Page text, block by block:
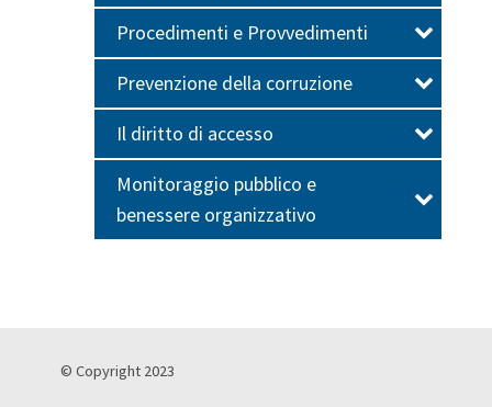
Procedimenti e Provvedimenti
Prevenzione della corruzione
Il diritto di accesso
Monitoraggio pubblico e
benessere organizzativo
© Copyright 2023